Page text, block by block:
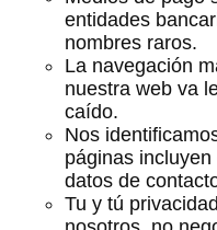
entidades
nombres raros.
La navegación
nuestra web va
caído.
Nos
páginas
datos de
Tu y tú